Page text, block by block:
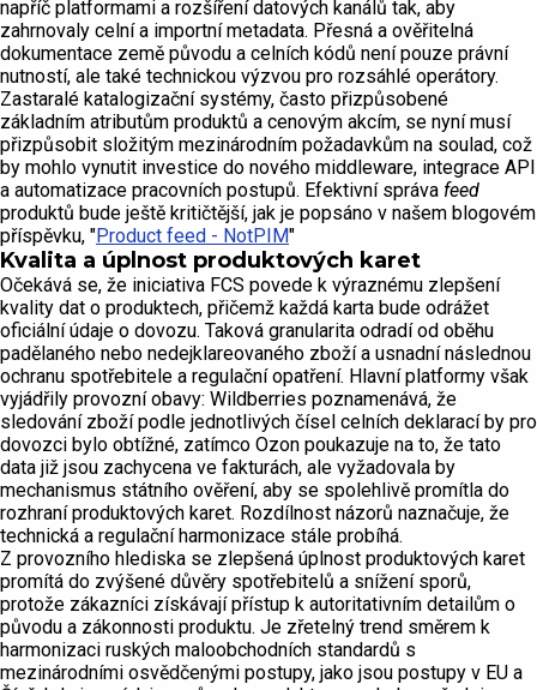
napříč platformami a rozšíření datových kanálů tak, aby
zahrnovaly celní a importní metadata. Přesná a ověřitelná
dokumentace země původu a celních kódů není pouze právní
nutností, ale také technickou výzvou pro rozsáhlé operátory.
Zastaralé katalogizační systémy, často přizpůsobené
základním atributům produktů a cenovým akcím, se nyní musí
přizpůsobit složitým mezinárodním požadavkům na soulad, což
by mohlo vynutit investice do nového middleware, integrace API
a automatizace pracovních postupů. Efektivní správa feed
produktů bude ještě kritičtější, jak je popsáno v našem blogovém
příspěvku, "Product feed - NotPIM"
Kvalita a úplnost produktových karet
Očekává se, že iniciativa FCS povede k výraznému zlepšení
kvality dat o produktech, přičemž každá karta bude odrážet
oficiální údaje o dovozu. Taková granularita odradí od oběhu
padělaného nebo nedejklareovaného zboží a usnadní následnou
ochranu spotřebitele a regulační opatření. Hlavní platformy však
vyjádřily provozní obavy: Wildberries poznamenává, že
sledování zboží podle jednotlivých čísel celních deklarací by pro
dovozci bylo obtížné, zatímco Ozon poukazuje na to, že tato
data již jsou zachycena ve fakturách, ale vyžadovala by
mechanismus státního ověření, aby se spolehlivě promítla do
rozhraní produktových karet. Rozdílnost názorů naznačuje, že
technická a regulační harmonizace stále probíhá.
Z provozního hlediska se zlepšená úplnost produktových karet
promítá do zvýšené důvěry spotřebitelů a snížení sporů,
protože zákazníci získávají přístup k autoritativním detailům o
původu a zákonnosti produktu. Je zřetelný trend směrem k
harmonizaci ruských maloobchodních standardů s
mezinárodními osvědčenými postupy, jako jsou postupy v EU a